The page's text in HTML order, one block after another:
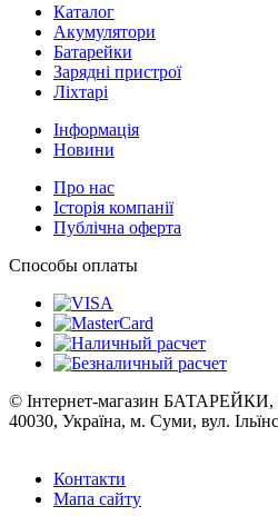
Каталог
Акумулятори
Батарейки
Зарядні пристрої
Ліхтарі
Інформація
Новини
Про нас
Історія компанії
Публічна оферта
Способы оплаты
© Інтернет-магазин БАТАРЕЙКИ,
40030, Україна, м. Суми, вул.
Контакти
Мапа сайту